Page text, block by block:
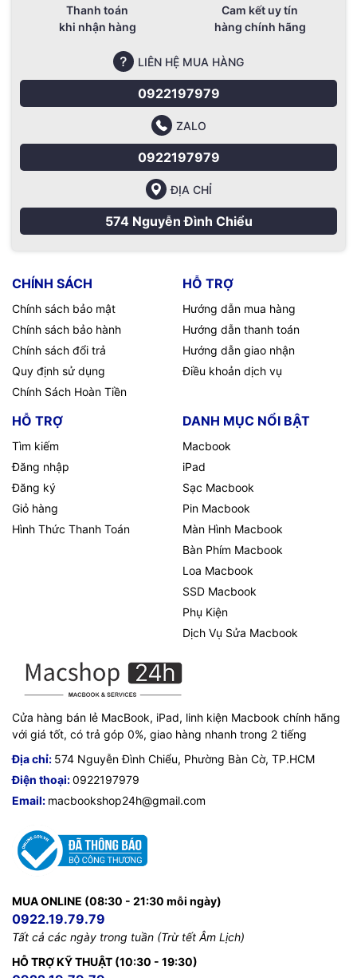
Thanh toán
khi nhận hàng
Cam kết uy tín
hàng chính hãng
LIÊN HỆ MUA HÀNG
0922197979
ZALO
0922197979
ĐỊA CHỈ
574 Nguyễn Đình Chiểu
CHÍNH SÁCH
Chính sách bảo mật
Chính sách bảo hành
Chính sách đổi trả
Quy định sử dụng
Chính Sách Hoàn Tiền
HỖ TRỢ
Hướng dẫn mua hàng
Hướng dẫn thanh toán
Hướng dẫn giao nhận
Điều khoản dịch vụ
HỖ TRỢ
Tìm kiếm
Đăng nhập
Đăng ký
Giỏ hàng
Hình Thức Thanh Toán
DANH MỤC NỔI BẬT
Macbook
iPad
Sạc Macbook
Pin Macbook
Màn Hình Macbook
Bàn Phím Macbook
Loa Macbook
SSD Macbook
Phụ Kiện
Dịch Vụ Sửa Macbook
Cửa hàng bán lẻ MacBook, iPad, linh kiện Macbook chính hãng
với giá tốt, có trả góp 0%, giao hàng nhanh trong 2 tiếng
Địa chỉ: 574 Nguyễn Đình Chiểu, Phường Bàn Cờ, TP.HCM
Điện thoại:0922197979
Email: macbookshop24h@gmail.com
MUA ONLINE (08:30 - 21:30 mỗi ngày)
0922.19.79.79
Tất cả các ngày trong tuần (Trừ tết Âm Lịch)
HỖ TRỢ KỸ THUẬT (10:30 - 19:30)